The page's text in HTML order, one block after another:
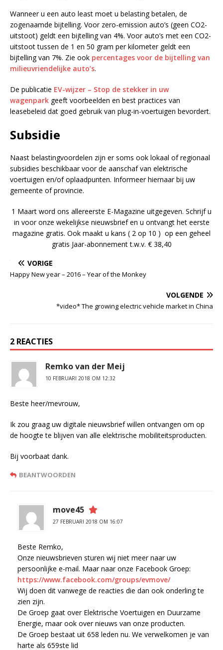
Wanneer u een auto least moet u belasting betalen, de
zogenaamde bijtelling. Voor zero-emission auto’s (geen CO2-
uitstoot) geldt een bijtelling van 4%. Voor auto’s met een CO2-
uitstoot tussen de 1 en 50 gram per kilometer geldt een
bijtelling van 7%. Zie ook percentages voor de bijtelling van
milieuvriendelijke auto’s.
De publicatie EV-wijzer – Stop de stekker in uw
wagenpark geeft voorbeelden en best practices van
leasebeleid dat goed gebruik van plug-in-voertuigen bevordert.
Subsidie
Naast belastingvoordelen zijn er soms ook lokaal of regionaal
subsidies beschikbaar voor de aanschaf van elektrische
voertuigen en/of oplaadpunten. Informeer hiernaar bij uw
gemeente of provincie.
1 Maart word ons allereerste E-Magazine uitgegeven. Schrijf u
in voor onze wekelijkse nieuwsbrief en u ontvangt het eerste
magazine gratis. Ook maakt u kans ( 2 op 10 ) op een geheel
gratis Jaar-abonnement t.w.v. € 38,40
VORIGE
Happy New year – 2016 – Year of the Monkey
VOLGENDE
*video* The growing electric vehicle market in China
2 REACTIES
Remko van der Meij
10 FEBRUARI 2018 OM 12:32
Beste heer/mevrouw,
Ik zou graag uw digitale nieuwsbrief willen ontvangen om op
de hoogte te blijven van alle elektrische mobiliteitsproducten.
Bij voorbaat dank.
BEANTWOORDEN
move45
27 FEBRUARI 2018 OM 16:07
Beste Remko,
Onze nieuwsbrieven sturen wij niet meer naar uw
persoonlijke e-mail. Maar naar onze Facebook Groep:
https://www.facebook.com/groups/evmove/
Wij doen dit vanwege de reacties die dan ook onderling te
zien zijn.
De Groep gaat over Elektrische Voertuigen en Duurzame
Energie, maar ook over nieuws van onze producten.
De Groep bestaat uit 658 leden nu. We verwelkomen je van
harte als 659ste lid